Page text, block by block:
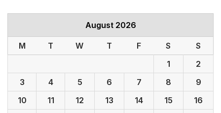
August 2026
M T W T F S
S
1
2
3
4 5 6 7 8
9
10
11 12 13 14 15
16